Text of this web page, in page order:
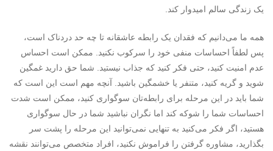
یک زندگی سالم امیدوار کند.
همه ما می‌دانیم که فقدان یک رابطه عاشقانه تا چه حد دردناک است،
پس لطفاً احساسات منفی خود را سرکوب نکنید. ممکن است احساس
عدم امنیت کنید، حتی فکر کنید که جذاب نیستید. شما حق دارید غمگین
شوید و گریه کنید، متنفر یا خشمگین باشید. آنچه مهم است این است که
شما باید در این مرحله برای رابطه‌تان سوگواری کنید، ممکن است شدت
احساسات شما را شوکه کند اما نگران نباشید شما در حال سوگواری
هستید، اگر فکر می‌کنید به تنهایی نمی‌توانید این مرحله را پشت سر
بگذارید، مشاوره گرفتن را فراموش نکنید، افراد متخصص می‌توانند نقشه